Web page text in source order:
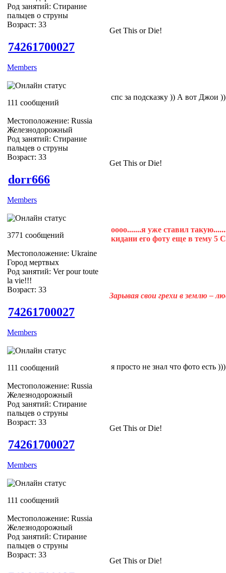
Род занятий: Стирание
пальцев о струны
Возраст: 33
Get This or Die!
74261700027
Members
111 сообщений
Местоположение: Russia
Железнодорожный
Род занятий: Стирание
пальцев о струны
Возраст: 33
спс за подсказку )) А вот Джои ))
Get This or Die!
dorr666
Members
3771 сообщений
Местоположение: Ukraine
Город мертвых
Род занятий: Ver pour toute
la vie!!!
Возраст: 33
оооо.......я уже ставил
кидани его фоту еще в тему 5
Зарывая свои грехи в землю –
74261700027
Members
111 сообщений
Местоположение: Russia
Железнодорожный
Род занятий: Стирание
пальцев о струны
Возраст: 33
я просто не знал что фото есть
Get This or Die!
74261700027
Members
111 сообщений
Местоположение: Russia
Железнодорожный
Род занятий: Стирание
пальцев о струны
Возраст: 33
Get This or Die!